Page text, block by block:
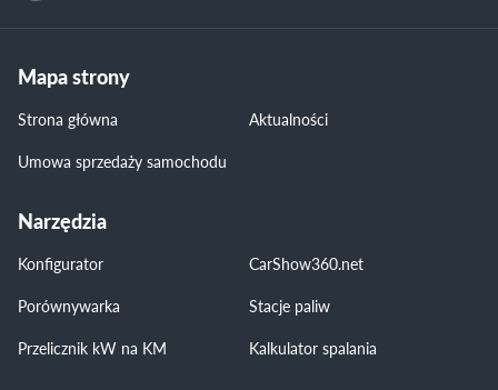
Mapa strony
Strona główna
Aktualności
Umowa sprzedaży samochodu
Narzędzia
Konfigurator
CarShow360.net
Porównywarka
Stacje paliw
Przelicznik kW na KM
Kalkulator spalania